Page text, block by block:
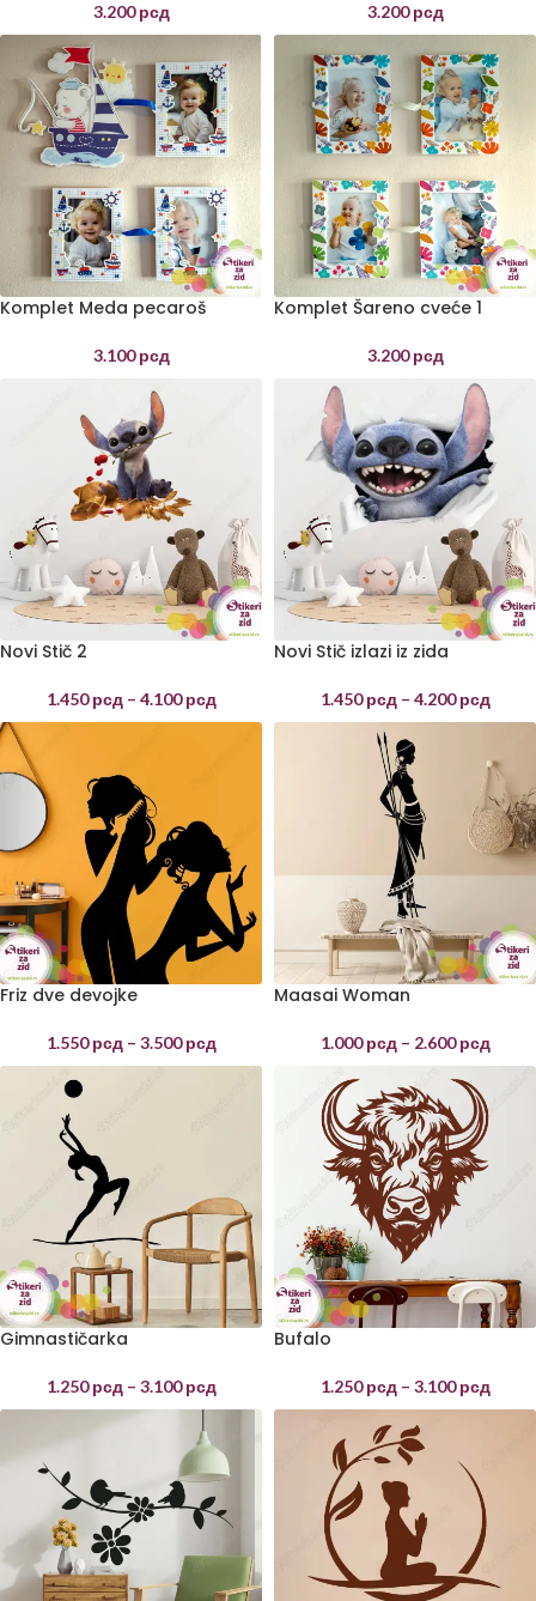
3.200рсд 3.200рсд
Komplet Meda pecaroš
3.100рсд
Komplet Šareno cveće 1
3.200рсд
Novi Stič 2
1.450рсд – 4.100рсд
Novi Stič izlazi iz zida
1.450рсд – 4.200рсд
Friz dve devojke
1.550рсд – 3.500рсд
Maasai Woman
1.000рсд – 2.600рсд
Gimnastičarka
1.250рсд – 3.100рсд
Bufalo
1.250рсд – 3.100рсд